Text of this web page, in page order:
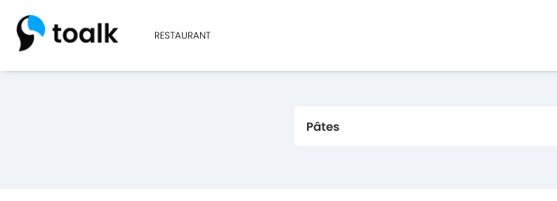
RESTAURANT